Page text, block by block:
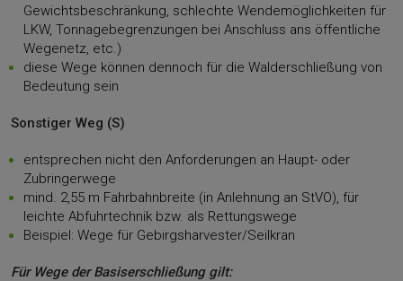
Gewichtsbeschränkung, schlechte Wendemöglichkeiten für
LKW, Tonnagebegrenzungen bei Anschluss ans öffentliche
Wegenetz, etc.)
diese Wege können dennoch für die Walderschließung von
Bedeutung sein
Sonstiger Weg (S)
entsprechen nicht den Anforderungen an Haupt- oder
Zubringerwege
mind. 2,55 m Fahrbahnbreite (in Anlehnung an StVO), für
leichte Abfuhrtechnik bzw. als Rettungswege
Beispiel: Wege für Gebirgsharvester/Seilkran
Für Wege der Basiserschließung gilt: